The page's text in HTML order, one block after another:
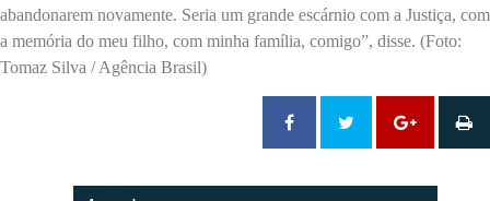
abandonarem novamente. Seria um grande escárnio com a Justiça, com
a memória do meu filho, com minha família, comigo”, disse. (Foto:
Tomaz Silva / Agência Brasil)